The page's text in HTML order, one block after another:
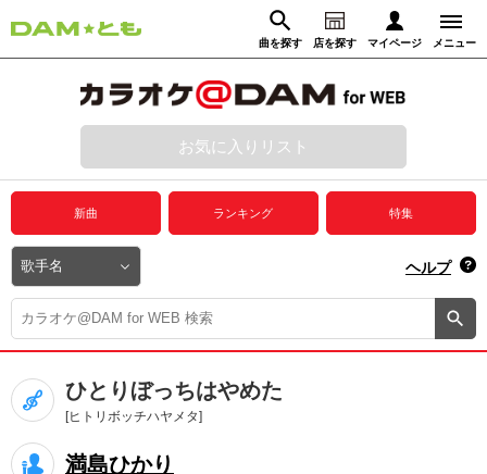
曲を探す 店を探す マイページ メニュー
動画からさがす 録音からさがす
ログイン
プレミアムサービス
DAM★とも動画
DAM★とも録音
カラオケ＠DAM
ユーザー検索
キャンペーン
お気に入りリスト
新曲 ランキング 特集
ヘルプ
ひとりぼっちはやめた
[ヒトリボッチハヤメタ]
満島ひかり